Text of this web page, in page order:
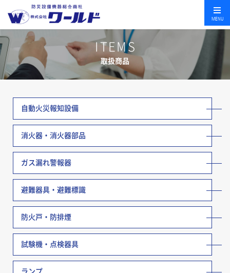
MENU
ITEMS
取扱商品
自動火災報知設備
消火器・消火器部品
ガス漏れ警報器
避難器具・避難標識
防火戸・防排煙
試験機・点検器具